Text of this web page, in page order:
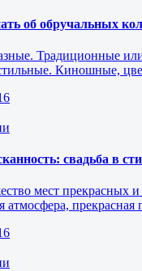
об обручальных
Традиционные
Киношные,
свадьба в
мест прекрасных
атмосфера,